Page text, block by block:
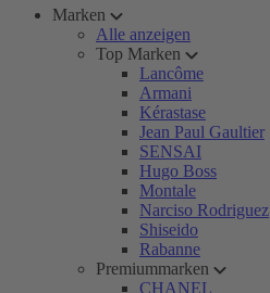
Marken
Alle anzeigen
Top Marken
Lancôme
Armani
Kérastase
Jean Paul Gaultier
SENSAI
Hugo Boss
Montale
Narciso Rodriguez
Shiseido
Rabanne
Premiummarken
CHANEL